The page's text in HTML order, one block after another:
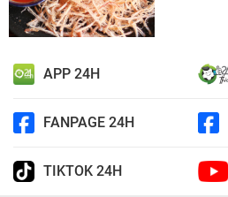
APP 24H
FANPAGE 24H
TIKTOK 24H